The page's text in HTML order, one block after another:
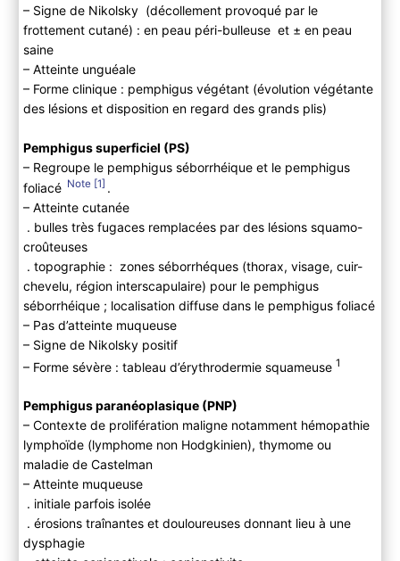
– Signe de Nikolsky (décollement provoqué par le
frottement cutané) : en peau péri-bulleuse et ± en peau
saine
– Atteinte unguéale
– Forme clinique : pemphigus végétant (évolution végétante
des lésions et disposition en regard des grands plis)
Pemphigus superficiel (PS)
– Regroupe le pemphigus séborrhéique et le pemphigus
foliacé
1 .
– Atteinte cutanée
. bulles très fugaces remplacées par des lésions squamo-
croûteuses
. topographie : zones séborrhéques (thorax, visage, cuir-
chevelu, région interscapulaire) pour le pemphigus
séborrhéique ; localisation diffuse dans le pemphigus foliacé
– Pas d’atteinte muqueuse
– Signe de Nikolsky positif
– Forme sévère : tableau d’érythrodermie squameuse 1
Pemphigus paranéoplasique (PNP)
– Contexte de prolifération maligne notamment hémopathie
lymphoïde (lymphome non Hodgkinien), thymome ou
maladie de Castelman
– Atteinte muqueuse
. initiale parfois isolée
. érosions traînantes et douloureuses donnant lieu à une
dysphagie